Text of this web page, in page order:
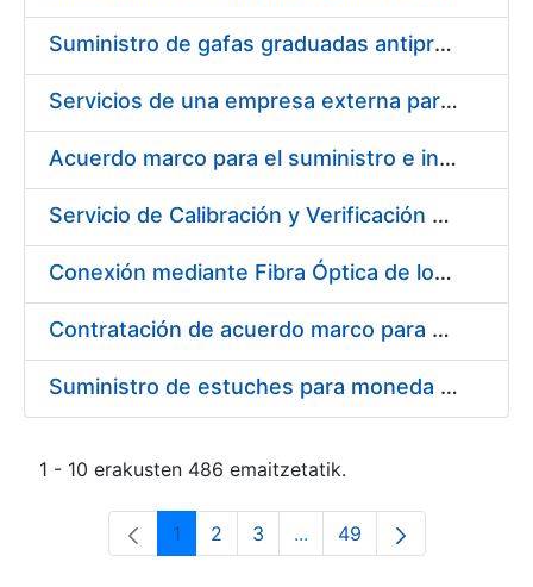
Suministro de gafas graduadas antiproyecciones para los trabajadores de la FNMT-RCM en los centros de trabajo de Madrid y Burgos
Servicios de una empresa externa para el asesoramiento y resolución de los recursos de alzada que se presentan relacionados con procesos de selección para la FNMT-RCM
Acuerdo marco para el suministro e instalación de persianas, estores y otros complementos
Servicio de Calibración y Verificación Externa de los Equipos de Medición del Servicio de Prevención de la FNMT-RCM
Conexión mediante Fibra Óptica de los Centros de Proceso de Datos (CPDs) de las sedes de la FNMT-RCM de Burgos y Madrid
Contratación de acuerdo marco para el Suministro de Material de Electricidad para la Fábrica Nacional de Moneda y Timbre-Real Casa de la Moneda en su centro de trabajo de Burgos
Suministro de estuches para moneda de 30 €
1 - 10 erakusten 486 emaitzetatik.
Orrialdea
1 Orrialdea
2 Orrialdea
3 ...Intermediate Pages Use
Orrialdea
49